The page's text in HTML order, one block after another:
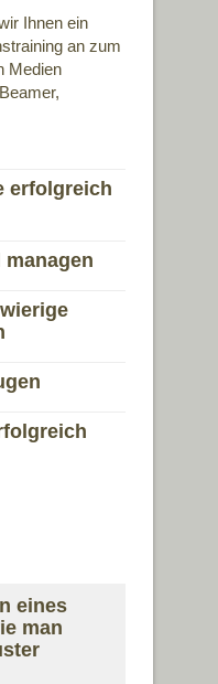
Ihnen ein
an zum
Medien
erfolgreich
eines
man